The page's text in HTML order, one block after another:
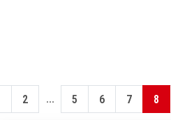
2 ... 5 6 7 8